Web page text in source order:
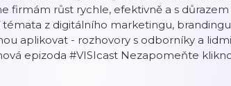
firmám růst rychle, efektivně a s důrazem
z digitálního marketingu,
aplikovat - rozhovory s odborníky a
epizoda #VISIcast Nezapomeňte